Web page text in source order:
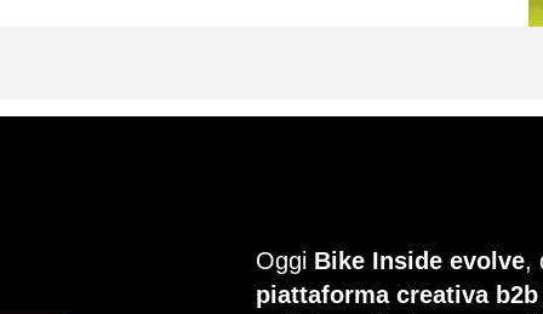
Oggi Bike Inside evolve,
piattaforma creativa